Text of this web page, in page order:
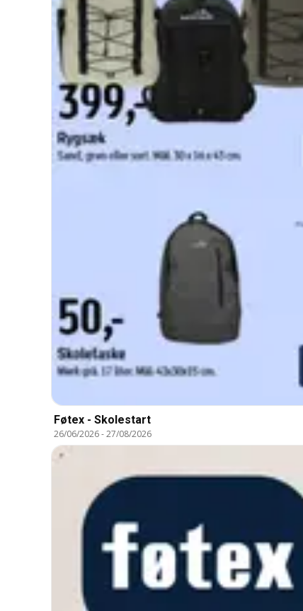
Føtex - Skolestart
26/06/2026-27/08/2026